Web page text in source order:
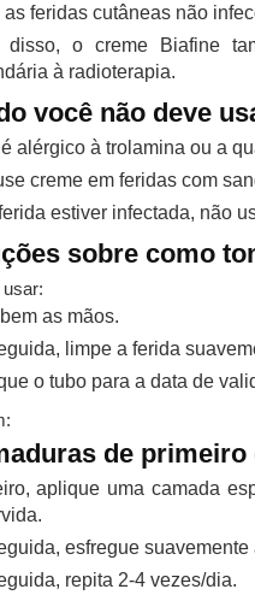
as feridas cutâneas não
disso, o creme Biafine
à radioterapia.
você não deve
alérgico à trolamina ou a
creme em feridas com
estiver infectada, não
sobre como
as mãos.
limpe a ferida
o tubo para a data de
de primeiro
aplique uma camada
esfregue
repita 2-4 vezes/dia.